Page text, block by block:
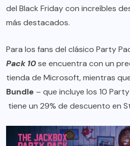
del Black Friday con increíbles
más destacados.
Para los fans del clásico Party
Pack 10se encuentra con un
tienda de Microsoft, mientras
Bundle – que incluye los 10
tiene un 29% de descuento en